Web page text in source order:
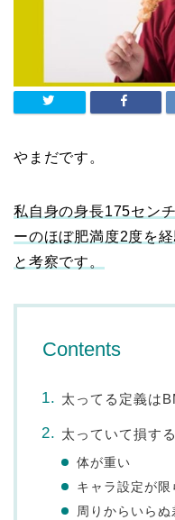
やまだです。
私自身の身長175セン
ーのほぼ肥満度2度を
と考察です。
Contents
太ってる定義は
太っていて損す
体が重い
キャラ設定が限
周りからいらぬ